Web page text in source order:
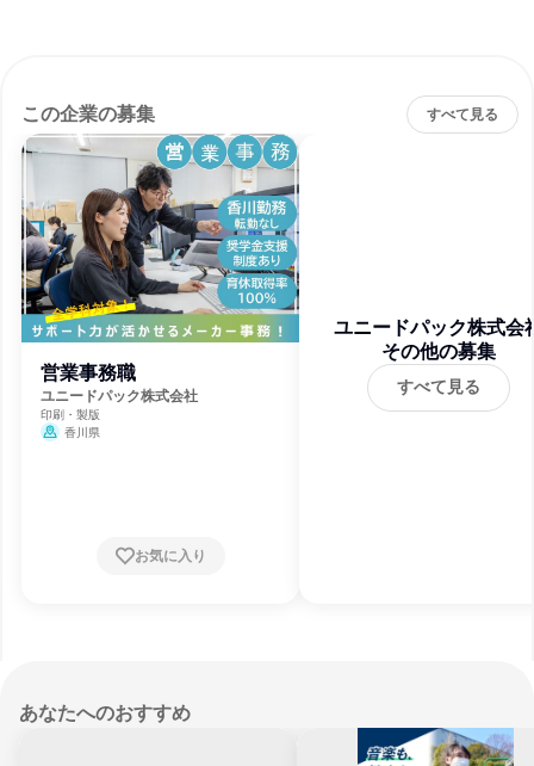
この企業の募集 すべて見る
営業事務職
ユニードパック株式会社
印刷・製版
香川県
お気に入り
ユニードパック株式会
その他の募集
すべて見る
あなたへのおすすめ